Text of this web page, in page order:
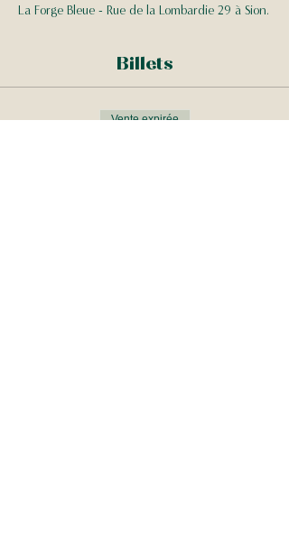
La Forge Bleue - Rue de la Lombardie 29 à Sion.
Billets
Vente expirée